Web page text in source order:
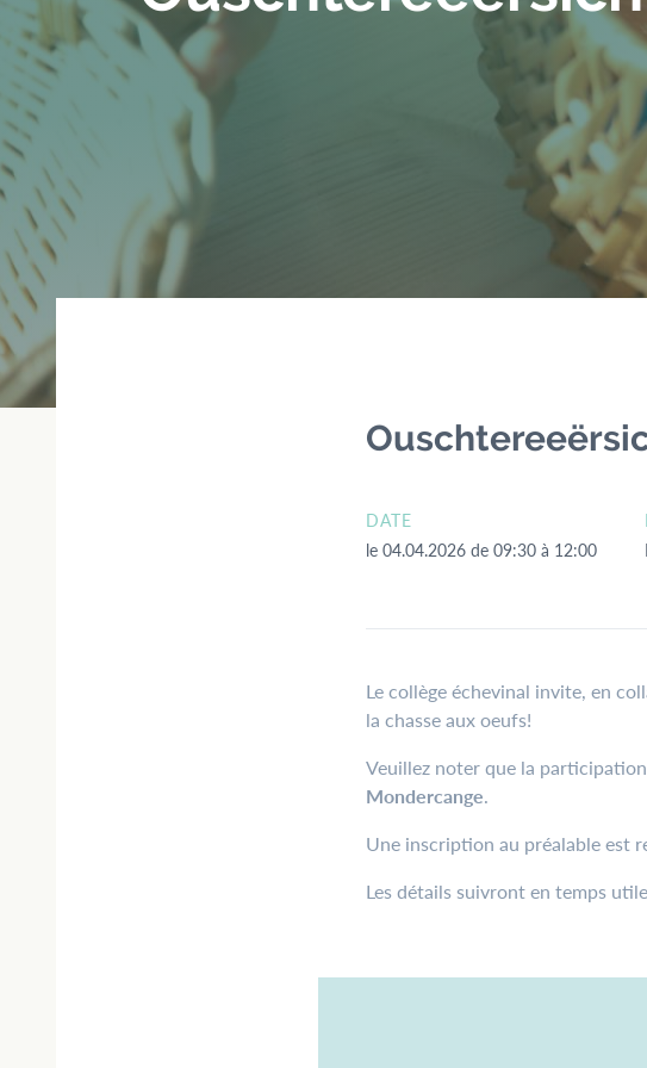
DATE
le 04.04.2026 de 09:30 à 12:00
Le collège échevinal invite, en
la chasse aux oeufs!
Veuillez noter que la
Mondercange.
Une inscription au préalable est
Les détails suivront en temps